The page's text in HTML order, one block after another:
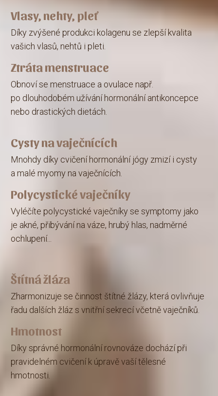
Vlasy, nehty, pleť
Díky zvýšené produkci kolagenu se zlepší kvalita
vašich vlasů, nehtů i pleti.
Ztráta menstruace
Obnoví se menstruace a ovulace např.
po dlouhodobém užívání hormonální antikoncepce
nebo drastických dietách.
Cysty na vaječnících
Mnohdy díky cvičení hormonální jógy zmizí i cysty
a malé myomy na vaječnících.
Polycystické vaječníky
Vyléčíte polycystické vaječníky se symptomy jako
je akné, přibývání na váze, hrubý hlas, nadměrné
ochlupení...
Štítná žláza
Zharmonizuje se činnost štítné žlázy, která ovlivňuje
řadu dalších žláz s vnitřní sekrecí včetně vaječníků.
Hmotnost
Díky správné hormonální rovnováze dochází při
pravidelném cvičení k úpravě vaší tělesné
hmotnosti.